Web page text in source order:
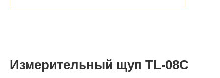
Измерительный щуп TL-08C